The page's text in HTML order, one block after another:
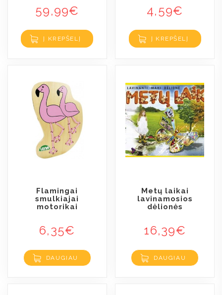
59,99€
Į KREPŠELĮ
4,59€
Į KREPŠELĮ
Flamingai
smulkiajai
motorikai
6,35€
DAUGIAU
Metų laikai
lavinamosios
dėlionės
16,39€
DAUGIAU